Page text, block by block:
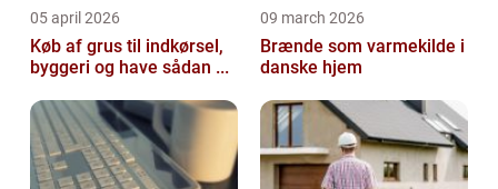
05 april 2026
Køb af grus til indkørsel,
byggeri og have sådan ...
09 march 2026
Brænde som varmekilde i
danske hjem